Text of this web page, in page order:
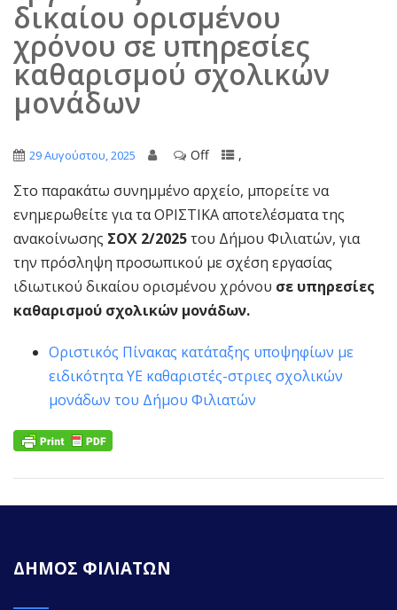
δικαίου ορισμένου
χρόνου σε υπηρεσίες
καθαρισμού σχολικών
μονάδων
29 Αυγούστου, 2025 Off ,
Στο παρακάτω συνημμένο αρχείο, μπορείτε να
ενημερωθείτε για τα ΟΡΙΣΤΙΚΑ αποτελέσματα της
ανακοίνωσης ΣΟΧ 2/2025του Δήμου Φιλιατών, για
την πρόσληψη προσωπικού με σχέση εργασίας
ιδιωτικού δικαίου ορισμένου χρόνου σε υπηρεσίες
καθαρισμού σχολικών μονάδων.
Οριστικός Πίνακας κατάταξης υποψηφίων με
ειδικότητα ΥΕ καθαριστές-στριες σχολικών
μονάδων του Δήμου Φιλιατών
ΔΗΜΟΣ ΦΙΛΙΑΤΩΝ